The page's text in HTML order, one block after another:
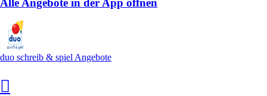
duo schreib & spiel Angebote